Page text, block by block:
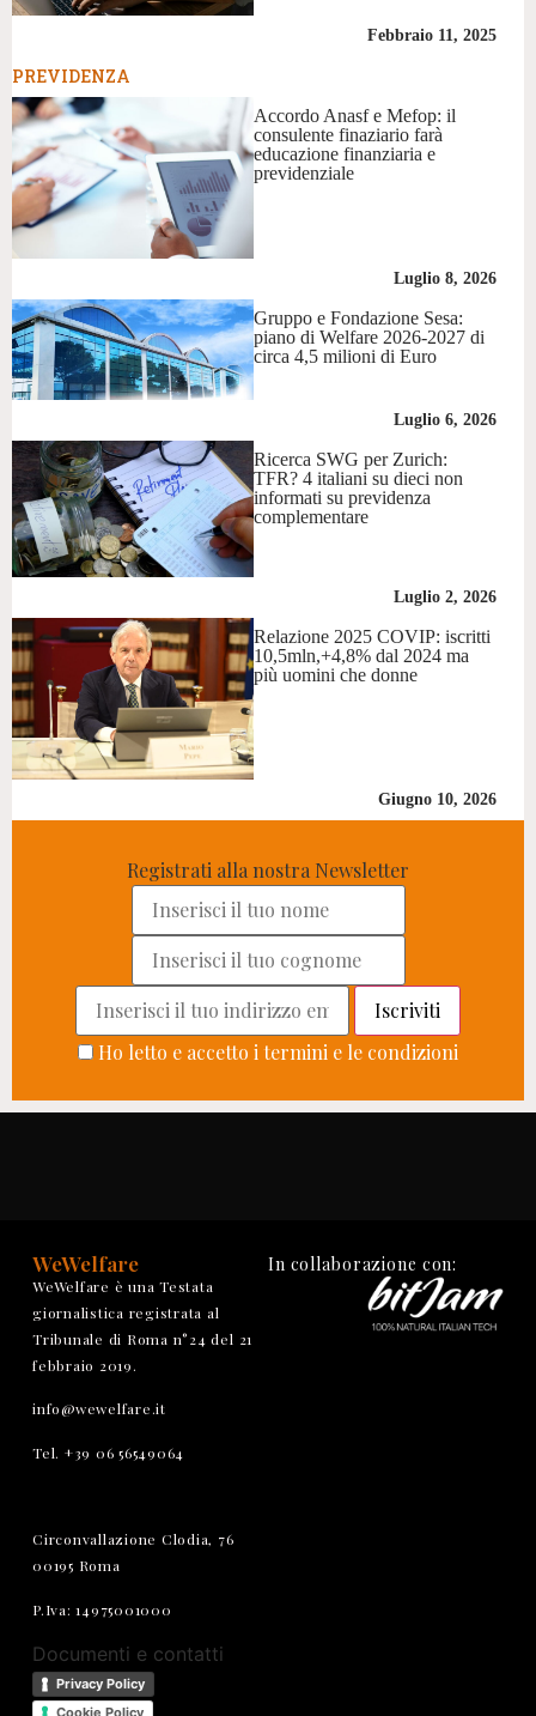
Febbraio 11, 2025
PREVIDENZA
Accordo Anasf e Mefop: il
consulente finaziario farà
educazione finanziaria e
previdenziale
Luglio 8, 2026
Gruppo e Fondazione Sesa:
piano di Welfare 2026-2027 di
circa 4,5 milioni di Euro
Luglio 6, 2026
Ricerca SWG per Zurich:
TFR? 4 italiani su dieci non
informati su previdenza
complementare
Luglio 2, 2026
Relazione 2025 COVIP: iscritti
10,5mln,+4,8% dal 2024 ma
più uomini che donne
Giugno 10, 2026
Registrati alla nostra Newsletter
Ho letto e accetto i termini e le condizioni
WeWelfare
WeWelfare è una Testata
giornalistica registrata al
Tribunale di Roma n°24 del 21
febbraio 2019.
info@wewelfare.it
Tel. +39 06 56549064
Circonvallazione Clodia, 76
00195 Roma
P.Iva: 14975001000
Documenti e contatti
Privacy Policy
In collaborazione con: